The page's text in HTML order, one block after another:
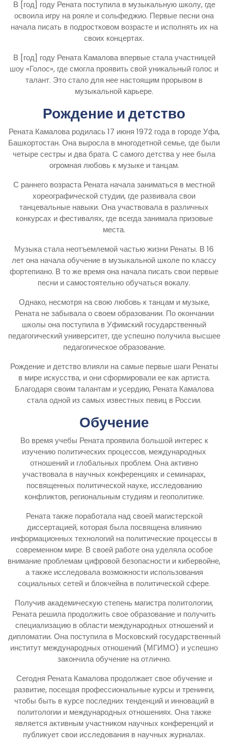
В [год] году Рената поступила в музыкальную школу, где
освоила игру на рояле и сольфеджио. Первые песни она
начала писать в подростковом возрасте и исполнять их на
своих концертах.
В [год] году Рената Камалова впервые стала участницей
шоу «Голос», где смогла проявить свой уникальный голос и
талант. Это стало для нее настоящим прорывом в
музыкальной карьере.
Рождение и детство
Рената Камалова родилась 17 июня 1972 года в городе Уфа,
Башкортостан. Она выросла в многодетной семье, где были
четыре сестры и два брата. С самого детства у нее была
огромная любовь к музыке и танцам.
С раннего возраста Рената начала заниматься в местной
хореографической студии, где развивала свои
танцевальные навыки. Она участвовала в различных
конкурсах и фестивалях, где всегда занимала призовые
места.
Музыка стала неотъемлемой частью жизни Ренаты. В 16
лет она начала обучение в музыкальной школе по классу
фортепиано. В то же время она начала писать свои первые
песни и самостоятельно обучаться вокалу.
Однако, несмотря на свою любовь к танцам и музыке,
Рената не забывала о своем образовании. По окончании
школы она поступила в Уфимский государственный
педагогический университет, где успешно получила высшее
педагогическое образование.
Рождение и детство влияли на самые первые шаги Ренаты
в мире искусства, и они сформировали ее как артиста.
Благодаря своим талантам и усердию, Рената Камалова
стала одной из самых известных певиц в России.
Обучение
Во время учебы Рената проявила большой интерес к
изучению политических процессов, международных
отношений и глобальных проблем. Она активно
участвовала в научных конференциях и семинарах,
посвященных политической науке, исследованию
конфликтов, региональным студиям и геополитике.
Рената также поработала над своей магистерской
диссертацией, которая была посвящена влиянию
информационных технологий на политические процессы в
современном мире. В своей работе она уделяла особое
внимание проблемам цифровой безопасности и кибервойне,
а также исследовала возможности использования
социальных сетей и блокчейна в политической сфере.
Получив академическую степень магистра политологии,
Рената решила продолжить свое образование и получить
специализацию в области международных отношений и
дипломатии. Она поступила в Московский государственный
институт международных отношений (МГИМО) и успешно
закончила обучение на отлично.
Сегодня Рената Камалова продолжает свое обучение и
развитие, посещая профессиональные курсы и тренинги,
чтобы быть в курсе последних тенденций и инноваций в
политологии и международных отношениях. Она также
является активным участником научных конференций и
публикует свои исследования в научных журналах.